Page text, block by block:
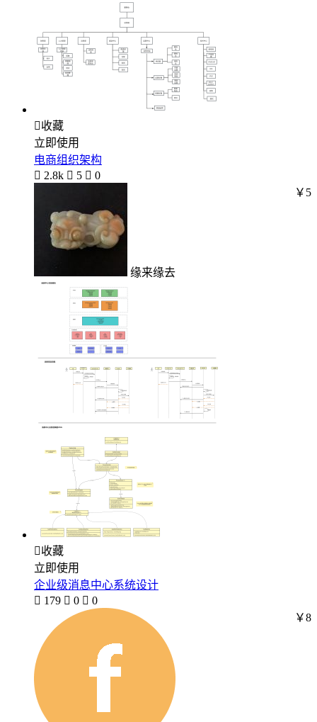
收藏
立即使用
电商组织架构
 2.8k  5  0
缘来缘去
￥5
收藏
立即使用
企业级消息中心系统设计
 179  0  0
￥8